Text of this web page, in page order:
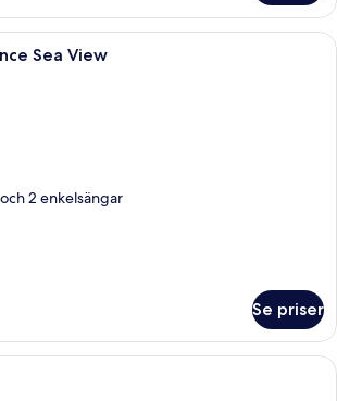
En terrass med ett bord dukat för
Sea View
2 enkelsängar
Se priser
Ett modernt matområde med ett